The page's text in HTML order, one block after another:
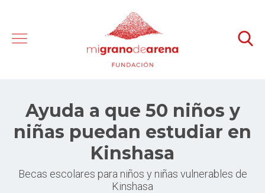
Ayuda a que 50 niños y
niñas puedan estudiar en
Kinshasa
Becas escolares para niños y niñas vulnerables de
Kinshasa